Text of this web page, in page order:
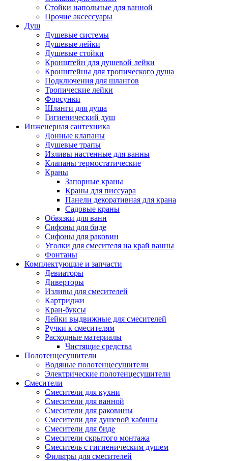
Стойки напольные для ванной
Прочие аксессуары
Душ
Душевые системы
Душевые лейки
Душевые стойки
Кронштейн для душевой лейки
Кронштейны для тропического душа
Подключения для шлангов
Тропические лейки
Форсунки
Шланги для душа
Гигиенический душ
Инженерная сантехника
Донные клапаны
Душевые трапы
Изливы настенные для ванны
Клапаны термостатические
Краны
Запорные краны
Краны для писсуара
Панели декоративная для крана
Садовые краны
Обвязки для ванн
Сифоны для биде
Сифоны для раковин
Уголки для смесителя на край ванны
Фонтаны
Комплектующие и запчасти
Девиаторы
Диверторы
Изливы для смесителей
Картриджи
Кран-буксы
Лейки выдвижные для смесителей
Ручки к смесителям
Расходные материалы
Чистящие средства
Полотенцесушители
Водяные полотенцесушители
Электрические полотенцесушители
Смесители
Смесители для кухни
Смесители для ванной
Смесители для раковины
Смесители для душевой кабины
Смесители для биде
Смесители скрытого монтажа
Смеситель с гигиеническим душем
Фильтры для смесителей